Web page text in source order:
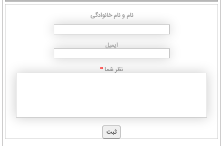
نام و نام خانوادگی
ایمیل
نظر شما *